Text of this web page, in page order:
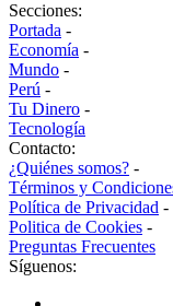
Secciones:
Portada -
Economía -
Mundo -
Perú -
Tu Dinero -
Tecnología
Contacto:
¿Quiénes somos? -
Términos y
Política de Privacidad -
Politica de Cookies -
Preguntas Frecuentes
Síguenos: